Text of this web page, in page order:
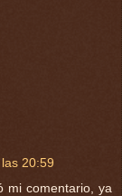
20:59
mi comentario, ya